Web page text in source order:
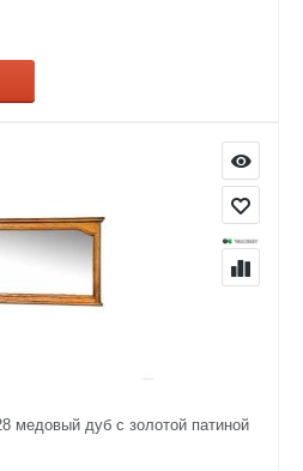
медовый дуб с золотой патиной